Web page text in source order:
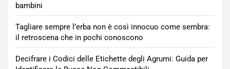
bambini
Tagliare sempre l’erba non è così innocuo come sembra:
il retroscena che in pochi conoscono
Decifrare i Codici delle Etichette degli Agrumi: Guida per